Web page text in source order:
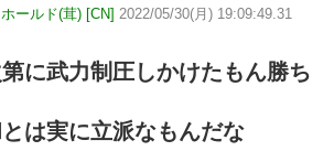
ールド(茸) [CN] 2022/05/30(月) 19:09:49.31
に武力制圧しかけたもん勝ち
は実に立派なもんだな